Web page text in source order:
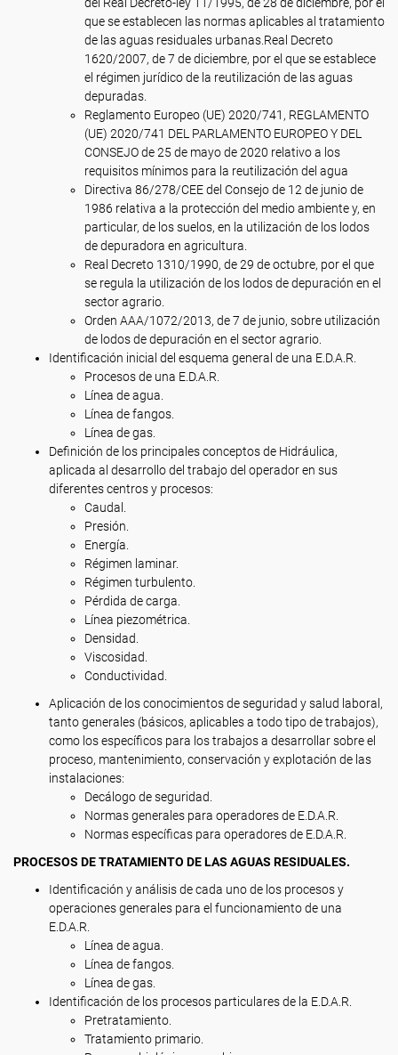
que se establecen las normas aplicables al tratamiento
de las aguas residuales urbanas.Real Decreto
1620/2007, de 7 de diciembre, por el que se establece
el régimen jurídico de la reutilización de las aguas
depuradas.
Reglamento Europeo (UE) 2020/741, REGLAMENTO
(UE) 2020/741 DEL PARLAMENTO EUROPEO Y DEL
CONSEJO de 25 de mayo de 2020 relativo a los
requisitos mínimos para la reutilización del agua
Directiva 86/278/CEE del Consejo de 12 de junio de
1986 relativa a la protección del medio ambiente y, en
particular, de los suelos, en la utilización de los lodos
de depuradora en agricultura.
Real Decreto 1310/1990, de 29 de octubre, por el que
se regula la utilización de los lodos de depuración en el
sector agrario.
Orden AAA/1072/2013, de 7 de junio, sobre utilización
de lodos de depuración en el sector agrario.
Identificación inicial del esquema general de una E.D.A.R.
Procesos de una E.D.A.R.
Línea de agua.
Línea de fangos.
Línea de gas.
Definición de los principales conceptos de Hidráulica,
aplicada al desarrollo del trabajo del operador en sus
diferentes centros y procesos:
Caudal.
Presión.
Energía.
Régimen laminar.
Régimen turbulento.
Pérdida de carga.
Línea piezométrica.
Densidad.
Viscosidad.
Conductividad.
Aplicación de los conocimientos de seguridad y salud laboral,
tanto generales (básicos, aplicables a todo tipo de trabajos),
como los específicos para los trabajos a desarrollar sobre el
proceso, mantenimiento, conservación y explotación de las
instalaciones:
Decálogo de seguridad.
Normas generales para operadores de E.D.A.R.
Normas específicas para operadores de E.D.A.R.
PROCESOS DE TRATAMIENTO DE LAS AGUAS RESIDUALES.
Identificación y análisis de cada uno de los procesos y
operaciones generales para el funcionamiento de una
E.D.A.R.
Línea de agua.
Línea de fangos.
Línea de gas.
Identificación de los procesos particulares de la E.D.A.R.
Pretratamiento.
Tratamiento primario.